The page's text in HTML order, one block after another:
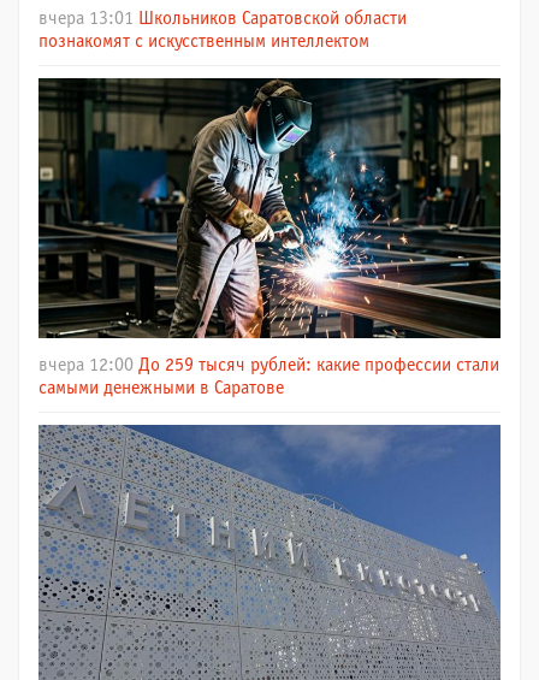
вчера 13:01
Школьников Саратовской области
познакомят с искусственным интеллектом
вчера 12:00 До 259 тысяч рублей: какие профессии стали
самыми денежными в Саратове